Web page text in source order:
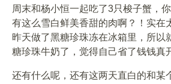
周末和杨小恒一起吃了3只梭子蟹，
有这么雪白鲜美香甜的肉啊？！实在
昨天做了黑糖珍珠冻在冰箱里，所以
糖珍珠牛奶了，觉得自己省了钱钱真
还有什么呢，还有这两天直白的和某